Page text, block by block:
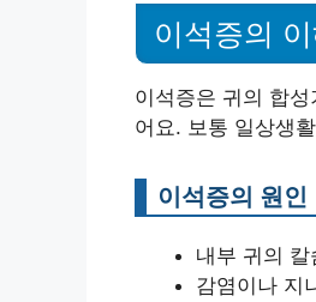
이석증의 이
이석증은 귀의 합
어요. 보통 일상생
이석증의 원인
내부 귀의
감염이나 지